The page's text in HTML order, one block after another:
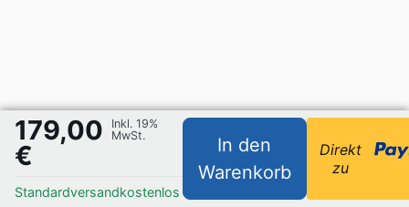
179,00
€
Inkl. 19%
MwSt.
Standardversandkostenlos
In den
Warenkorb
Direkt
zu